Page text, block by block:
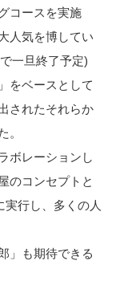
コースを実施
人気を博してい
一旦終了予定)
をベースとして
されたそれらか
。
ボレーションし
のコンセプトと
行し、多くの人
」も期待できる